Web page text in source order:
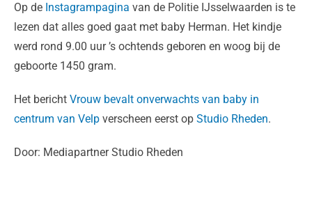
Op de Instagrampagina van de Politie IJsselwaarden is te
lezen dat alles goed gaat met baby Herman. Het kindje
werd rond 9.00 uur ’s ochtends geboren en woog bij de
geboorte 1450 gram.
Het bericht Vrouw bevalt onverwachts van baby in
centrum van Velp verscheen eerst op Studio Rheden.
Door: Mediapartner Studio Rheden